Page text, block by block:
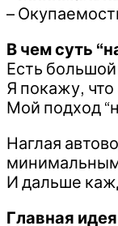
–
В чем суть
Есть
Я покажу, что
Мой подход
Наглая
И дальше
Главная